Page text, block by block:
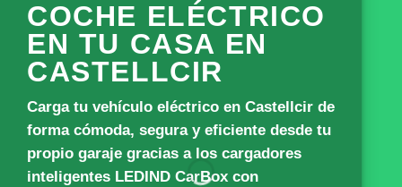
COCHE ELÉCTRICO
EN TU CASA EN
CASTELLCIR
Carga tu vehículo eléctrico en Castellcir de
forma cómoda, segura y eficiente desde tu
propio garaje gracias a los cargadores
inteligentes LEDIND CarBox con